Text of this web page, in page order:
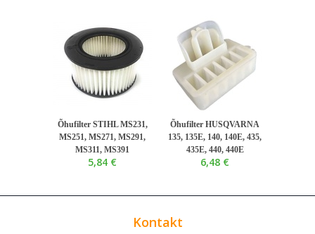
Õhufilter STIHL MS231,
MS251, MS271, MS291,
MS311, MS391
5,84 €
Õhufilter HUSQVARNA
135, 135E, 140, 140E, 435,
435E, 440, 440E
6,48 €
Kontakt